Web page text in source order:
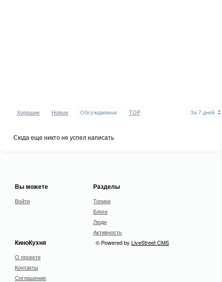
Хорошие Новые Обсуждаемые TOP За 7 дней
Сюда еще никто не успел написать
Вы можете
Войти
Разделы
Топики
Блоги
Люди
Активность
КиноКухня
О проекте
Контакты
Cоглашение
© Powered by LiveStreet CMS